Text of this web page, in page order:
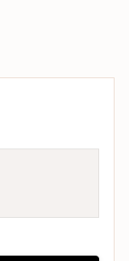
la combinaison